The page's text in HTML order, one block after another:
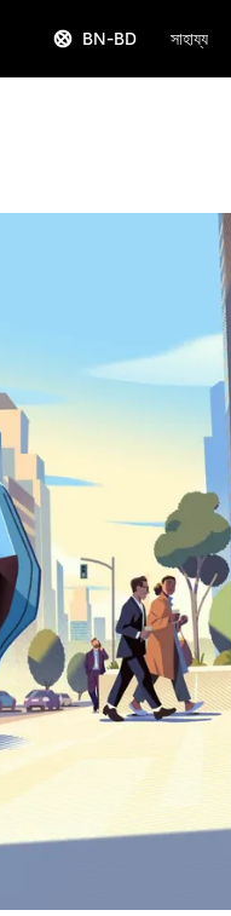
BN-BD সাহায্য